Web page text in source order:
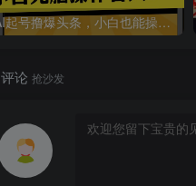
AI起号撸爆头条，小白也能操作，日入2000+
评论 抢沙发